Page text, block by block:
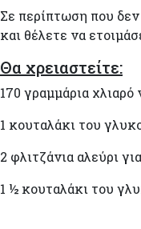
Σε περίπτωση που
και θέλετε να
Θα χρειαστείτε:
170 γραμμάρια χλιαρό
1 κουταλάκι του
2 φλιτζάνια αλεύρι
1 ½ κουταλάκι του